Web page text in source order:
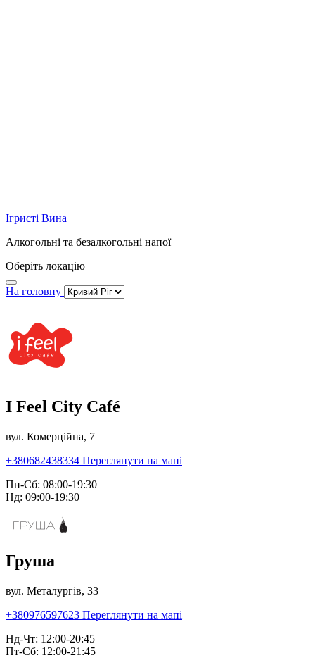
Ігристі Вина
Алкогольні та безалкогольні напої
Оберіть локацію
На головну
I Feel City Café
вул. Комерційна, 7
+380682438334 Переглянути на мапі
Пн-Сб: 08:00-19:30
Нд: 09:00-19:30
Груша
вул. Металургів, 33
+380976597623 Переглянути на мапі
Нд-Чт: 12:00-20:45
Пт-Сб: 12:00-21:45